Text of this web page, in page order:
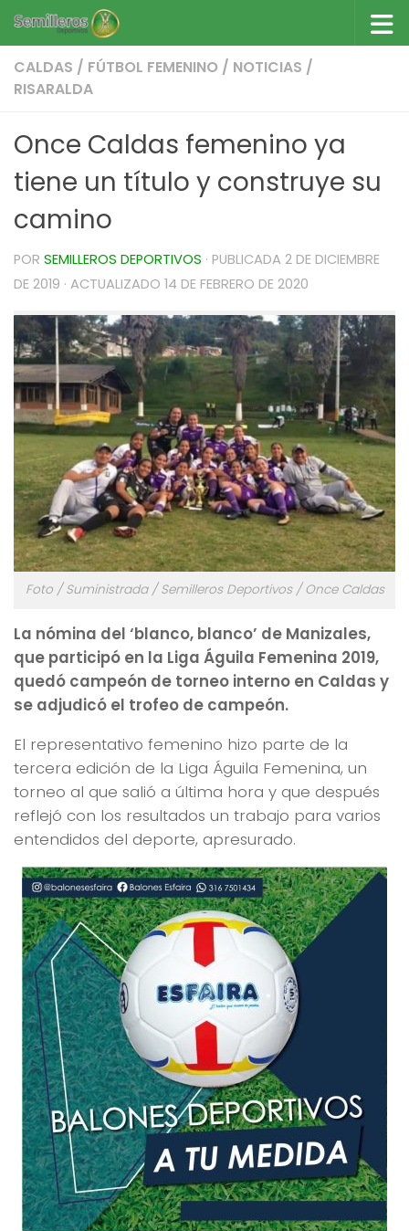
Saltar al contenido
CALDAS / FÚTBOL FEMENINO / NOTICIAS /
RISARALDA
Once Caldas femenino ya
tiene un título y construye su
camino
POR SEMILLEROS DEPORTIVOS · PUBLICADA 2 DE DICIEMBRE
DE 2019 · ACTUALIZADO 14 DE FEBRERO DE 2020
Foto / Suministrada / Semilleros Deportivos / Once Caldas
La nómina del ‘blanco, blanco’ de Manizales,
que participó en la Liga Águila Femenina 2019,
quedó campeón de torneo interno en Caldas y
se adjudicó el trofeo de campeón.
El representativo femenino hizo parte de la
tercera edición de la Liga Águila Femenina, un
torneo al que salió a última hora y que después
reflejó con los resultados un trabajo para varios
entendidos del deporte, apresurado.